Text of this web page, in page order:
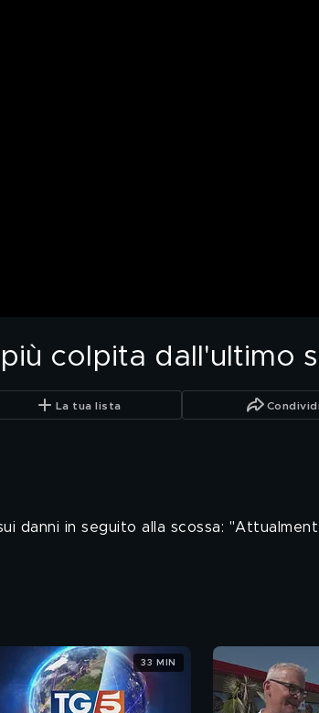
colpita dall'ultimo
La tua lista Condividi
danni in seguito alla scossa:
33 MIN